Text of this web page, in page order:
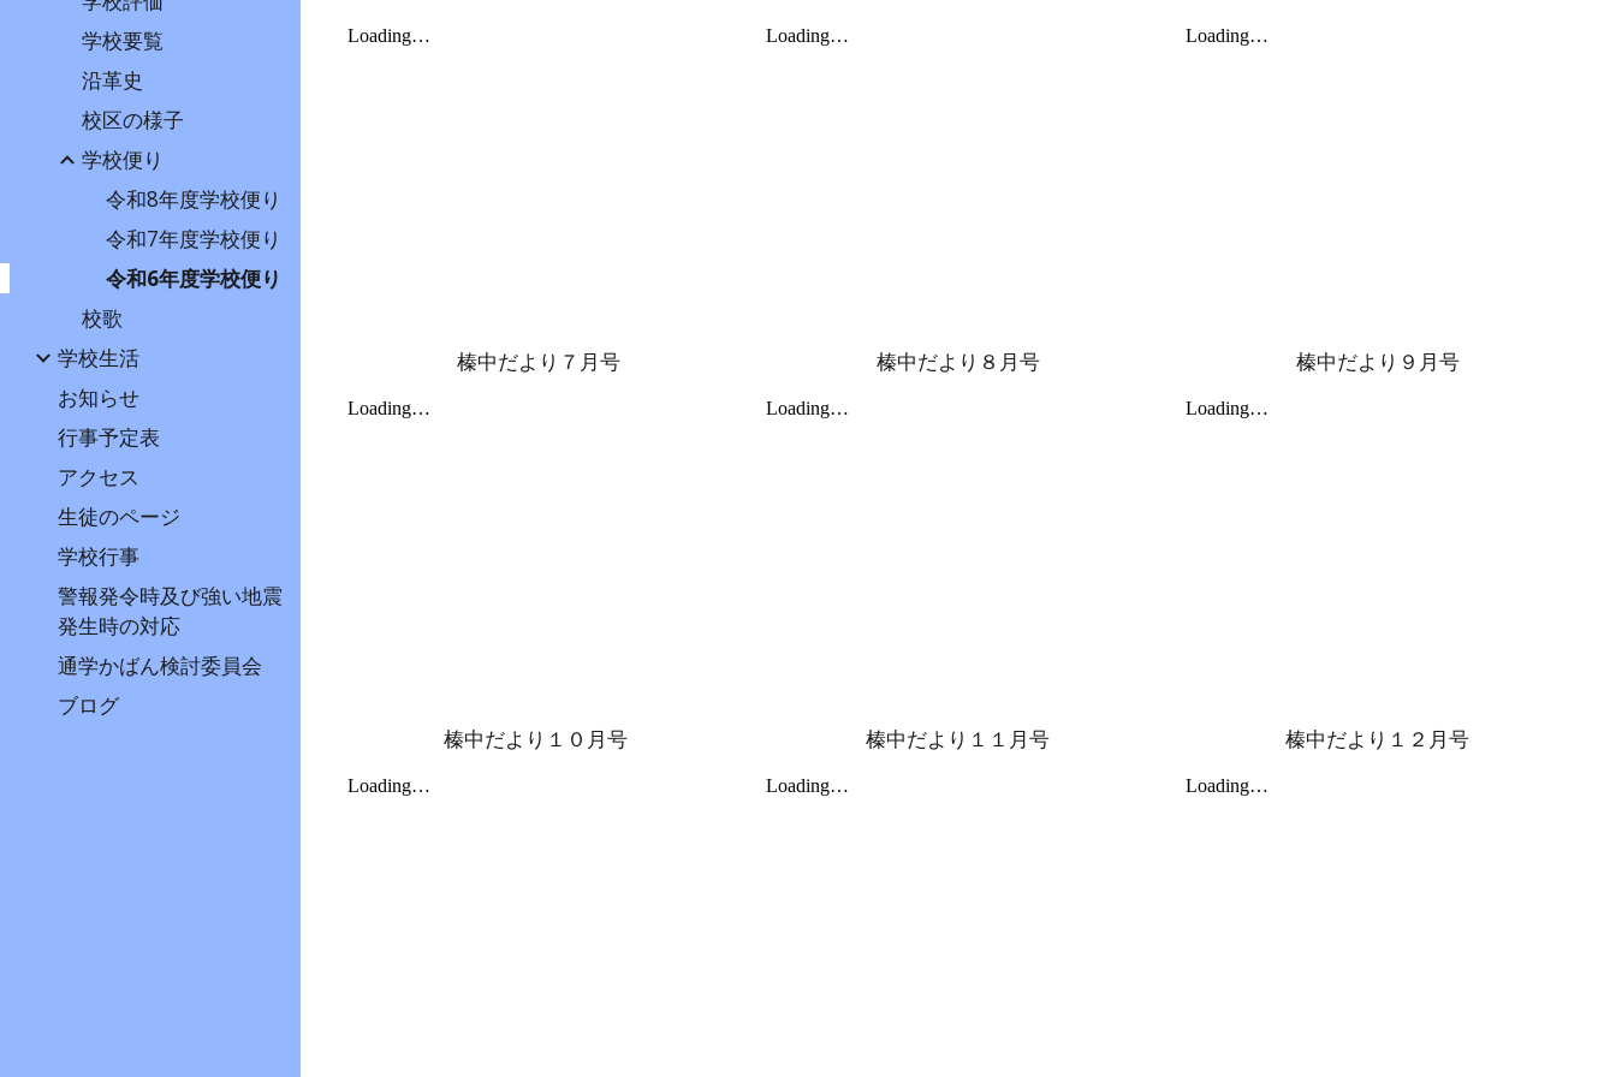
学校要覧
沿革史
校区の様子
学校便り
令和8年度学校便り
令和7年度学校便り
令和6年度学校便り
校歌
学校生活
お知らせ
行事予定表
アクセス
生徒のページ
学校行事
警報発令時及び強い地震
発生時の対応
通学かばん検討委員会
ブログ
榛中だより７月号 榛中だより８月号 榛中だより ９ 月号
榛中だより１０月号 榛中だより１１月号 榛中だより１２月号